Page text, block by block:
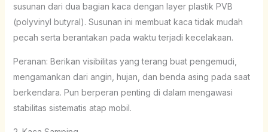
susunan dari dua bagian kaca dengan layer plastik PVB
(polyvinyl butyral). Susunan ini membuat kaca tidak mudah
pecah serta berantakan pada waktu terjadi kecelakaan.
Peranan: Berikan visibilitas yang terang buat pengemudi,
mengamankan dari angin, hujan, dan benda asing pada saat
berkendara. Pun berperan penting di dalam mengawasi
stabilitas sistematis atap mobil.